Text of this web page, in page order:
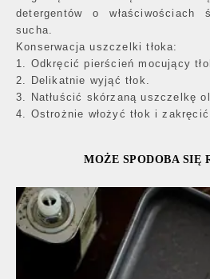
detergentów o właściwościach
sucha.
Konserwacja uszczelki tłoka:
1. Odkręcić pierścień mocujący
2. Delikatnie wyjąć tłok.
3. Natłuścić skórzaną uszczelkę
4. Ostrożnie włożyć tłok i
MOŻE SPODOBA SIĘ